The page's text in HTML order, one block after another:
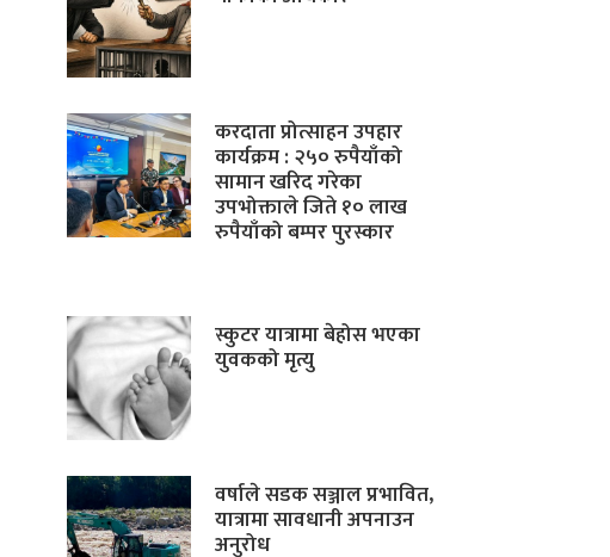
करदाता प्रोत्साहन उपहार
कार्यक्रम : २५० रुपैयाँको
सामान खरिद गरेका
उपभोक्ताले जिते १० लाख
रुपैयाँको बम्पर पुरस्कार
स्कुटर यात्रामा बेहोस भएका
युवकको मृत्यु
वर्षाले सडक सञ्जाल प्रभावित,
यात्रामा सावधानी अपनाउन
अनुरोध